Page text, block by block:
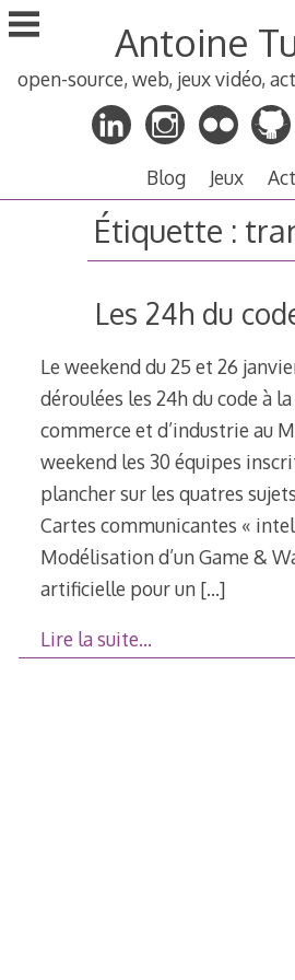
Aller
au
principal
Antoine
open-source, web, jeux vidéo,
Blog Jeux
Étiquette :
Les 24h du
Le weekend du 25 et 26
déroulées les 24h du code à
commerce et d’industrie au
weekend les 30 équipes
plancher sur les quatres
Cartes communicantes «
Modélisation d’un Game &
artificielle pour un […]
Lire la suite…